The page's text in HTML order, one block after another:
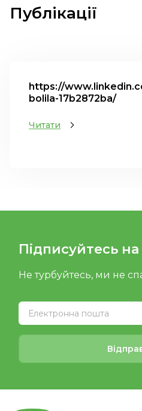
Публікації
https://
bolila-17b2872ba/
Читати
Підписуйтесь
Не турбуйтесь, ми не